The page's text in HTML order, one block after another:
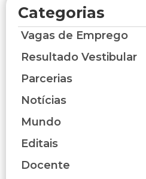
Categorias
Vagas de Emprego
Resultado Vestibular
Parcerias
Notícias
Mundo
Editais
Docente